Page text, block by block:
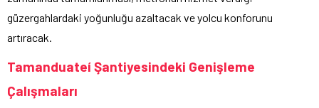
güzergahlardaki yoğunluğu azaltacak ve yolcu konforunu
artıracak.
Tamanduateí Şantiyesindeki Genişleme
Çalışmaları